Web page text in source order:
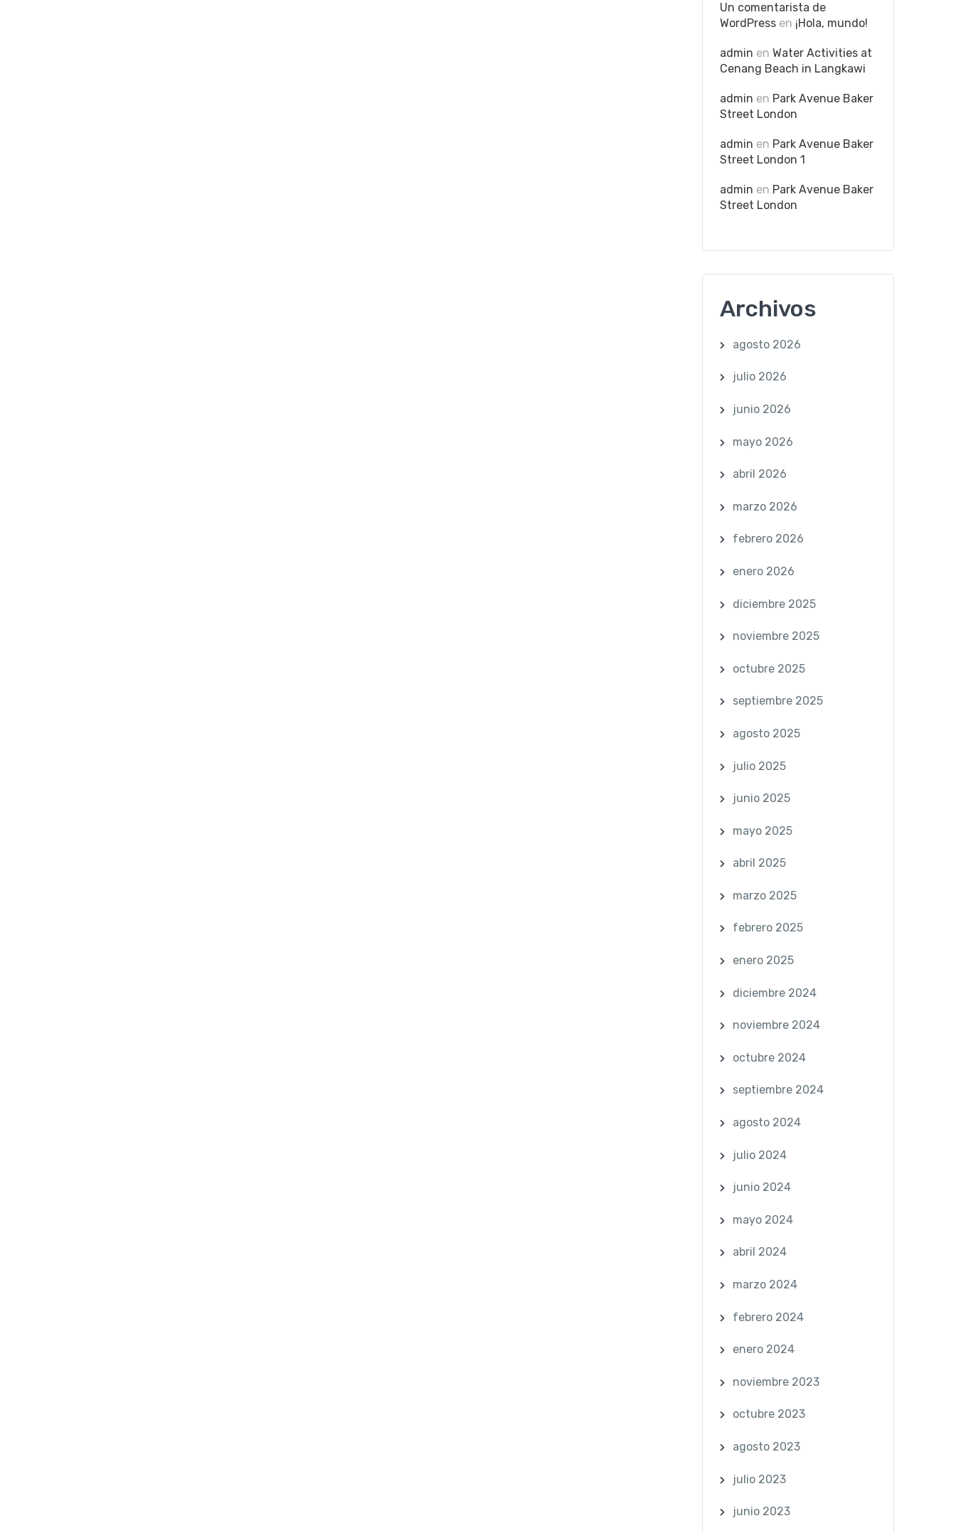
Un comentarista de
WordPress en ¡Hola, mundo!
admin en Water Activities at
Cenang Beach in Langkawi
admin en Park Avenue Baker
Street London
admin en Park Avenue Baker
Street London 1
admin en Park Avenue Baker
Street London
Archivos
agosto 2026
julio 2026
junio 2026
mayo 2026
abril 2026
marzo 2026
febrero 2026
enero 2026
diciembre 2025
noviembre 2025
octubre 2025
septiembre 2025
agosto 2025
julio 2025
junio 2025
mayo 2025
abril 2025
marzo 2025
febrero 2025
enero 2025
diciembre 2024
noviembre 2024
octubre 2024
septiembre 2024
agosto 2024
julio 2024
junio 2024
mayo 2024
abril 2024
marzo 2024
febrero 2024
enero 2024
noviembre 2023
octubre 2023
agosto 2023
julio 2023
junio 2023